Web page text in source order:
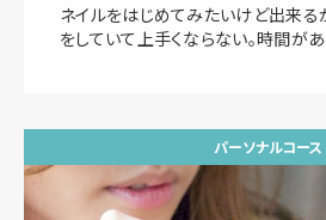
ネイルをはじめてみたいけど出来る
をしていて上手くならない。時間が
パーソナルコース